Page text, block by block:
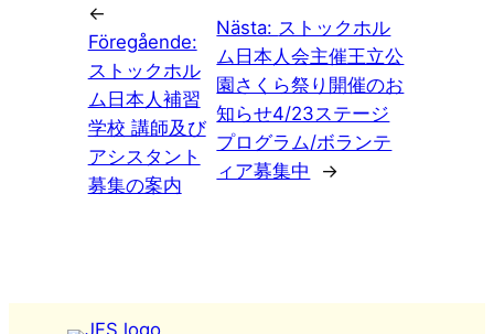
←
Föregående:
ストックホル
ム日本人補習
学校 講師及び
アシスタント
募集の案内
Nästa: ストックホル
ム日本人会主催王立公
園さくら祭り開催のお
知らせ4/23ステージ
プログラム/ボランテ
ィア募集中
→